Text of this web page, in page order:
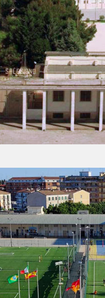
BOVA
LOCRI -
VIBO
Albania
LUSHNJË -
TIRANA -
Kosovo
GJILAN -
PRISTINA -
Podgorica